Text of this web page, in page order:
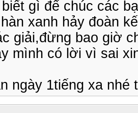
gì để chúc các
xanh hảy đoàn
giải,đừng bao giờ
mình có lời vì sai
ngày 1tiếng xa nhé